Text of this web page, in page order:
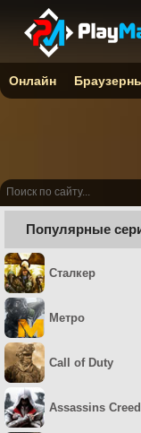
Популярные
Сталкер
Метро
Call of Duty
Assassins Creed
Онлайн